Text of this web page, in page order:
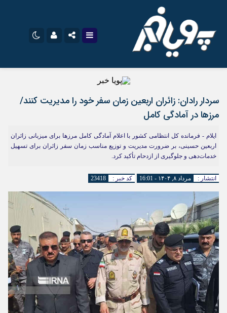
سروش
ایتا
آپارات
رمز عبور
مرا به خاطر بسپار
سردار رادان: زائران اربعین زمان سفر خود را مدیریت کنند/
مرزها در آمادگی کامل
ایلام - فرمانده کل انتظامی کشور با اعلام آمادگی کامل مرزها برای میزبانی زائران
اربعین حسینی، بر ضرورت مدیریت و توزیع مناسب زمان سفر زائران برای تسهیل
خدمات‌دهی و جلوگیری از ازدحام تأکید کرد.
انتشار : مرداد ۸, ۱۴۰۴ - 16:01 کد خبر : 23418